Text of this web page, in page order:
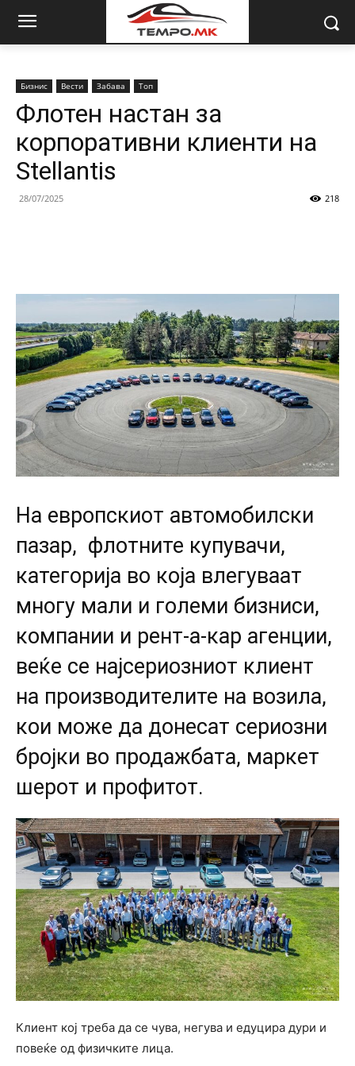
Бизнис Вести Забава Топ
Флотен настан за
корпоративни клиенти на
Stellantis
28/07/2025 218
На европскиот автомобилски
пазар, флотните купувачи,
категорија во која влегуваат
многу мали и големи бизниси,
компании и рент-а-кар агенции,
веќе се најсериозниот клиент
на производителите на возила,
кои може да донесат сериозни
бројки во продажбата, маркет
шерот и профитот.
Клиент кој треба да се чува, негува и едуцира дури и
повеќе од физичките лица.